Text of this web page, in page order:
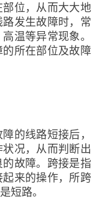
位，从而大大地
发生故障时，常
温等异常现象。
所在部位及故障
的线路短接后，
况，从而判断出
故障。跨接是指
来的操作，所跨
短路。